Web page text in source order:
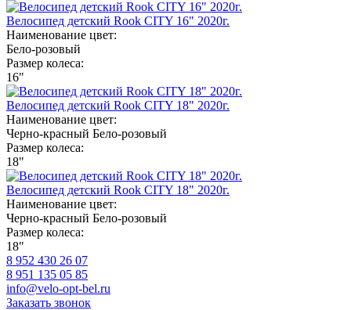
Велосипед детский Rook CITY 16" 2020г.
Наименование цвет:
Бело-розовый
Размер колеса:
16"
Велосипед детский Rook CITY 18" 2020г.
Наименование цвет:
Черно-красный Бело-розовый
Размер колеса:
18"
Велосипед детский Rook CITY 18" 2020г.
Наименование цвет:
Черно-красный Бело-розовый
Размер колеса:
18"
8 952 430 26 07
8 951 135 05 85
info@velo-opt-bel.ru
Заказать звонок